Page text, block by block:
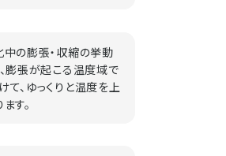
の膨張・収縮の挙動
膨張が起こる温度域で
、ゆっくりと温度を上
す。